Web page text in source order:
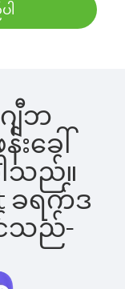
ါ
ဂျီဘ
ခေါ်
သည်။
ခရက်ဒ
င်သည်-